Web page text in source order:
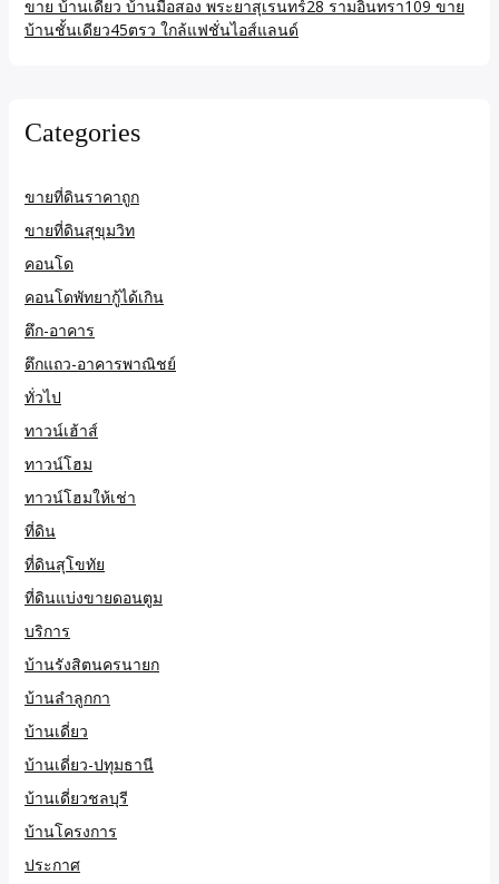
ขาย บ้านเดี่ยว บ้านมือสอง พระยาสุเรนทร์28 รามอินทรา109 ขาย
บ้านชั้นเดียว45ตรว ใกล้แฟชั่นไอส์แลนด์
Categories
ขายที่ดินราคาถูก
ขายที่ดินสุขุมวิท
คอนโด
คอนโดพัทยากู้ได้เกิน
ตึก-อาคาร
ตึกแถว-อาคารพาณิชย์
ทั่วไป
ทาวน์เฮ้าส์
ทาวน์โฮม
ทาวน์โฮมให้เช่า
ที่ดิน
ที่ดินสุโขทัย
ที่ดินแบ่งขายดอนตูม
บริการ
บ้านรังสิตนครนายก
บ้านลำลูกกา
บ้านเดี่ยว
บ้านเดี่ยว-ปทุมธานี
บ้านเดี่ยวชลบุรี
บ้านโครงการ
ประกาศ